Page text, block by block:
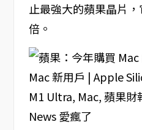
止最強大的蘋果晶片
倍。